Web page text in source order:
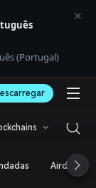
(Portugal)
Airdrop